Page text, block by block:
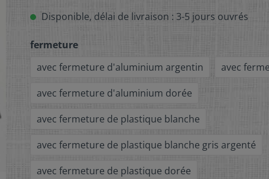
Disponible, délai de livraison : 3-5 jours ouvrés
fermeture
avec fermeture d'aluminium argentin
avec
avec fermeture d'aluminium dorée
avec fermeture de plastique blanche
avec fermeture de plastique blanche gris argenté
avec fermeture de plastique dorée